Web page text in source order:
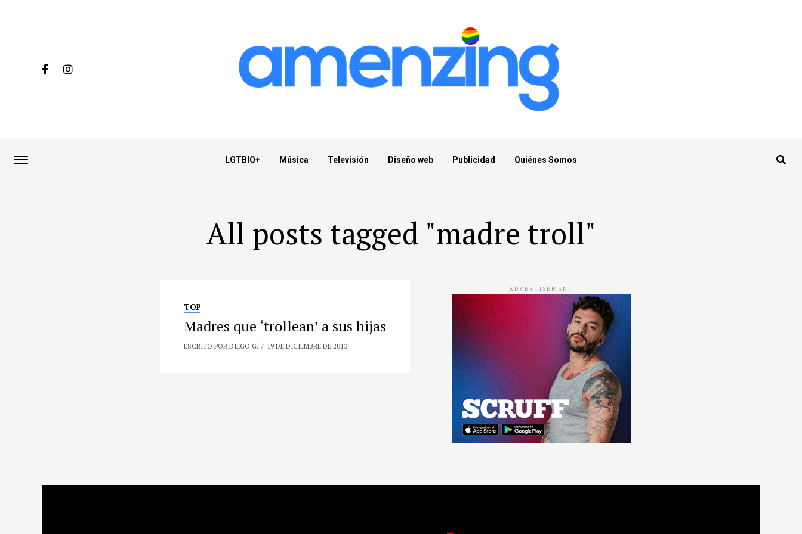
LGTBIQ+ Música Televisión Diseño web Publicidad Quiénes Somos
All posts tagged "madre troll"
TOP
Madres que ‘trollean’ a sus hijas
ESCRITO POR DIEGO G. 19 DE DICIEMBRE DE 2013
ADVERTISEMENT